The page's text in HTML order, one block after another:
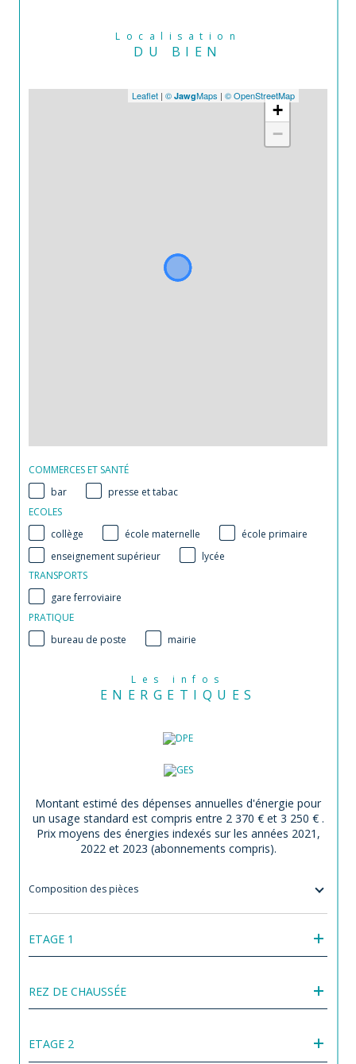
Localisation
DU BIEN
+
−
Leaflet | © JawgMaps | © OpenStreetMap
COMMERCES ET SANTÉ
bar
presse et tabac
ECOLES
collège
école maternelle
école primaire
enseignement supérieur
lycée
TRANSPORTS
gare ferroviaire
PRATIQUE
bureau de poste
mairie
Les infos
ENERGETIQUES
Montant estimé des dépenses annuelles d'énergie pour
un usage standard est compris entre 2 370 € et 3 250 € .
Prix moyens des énergies indexés sur les années 2021,
2022 et 2023 (abonnements compris).
Composition des pièces
ETAGE 1
REZ DE CHAUSSÉE
ETAGE 2